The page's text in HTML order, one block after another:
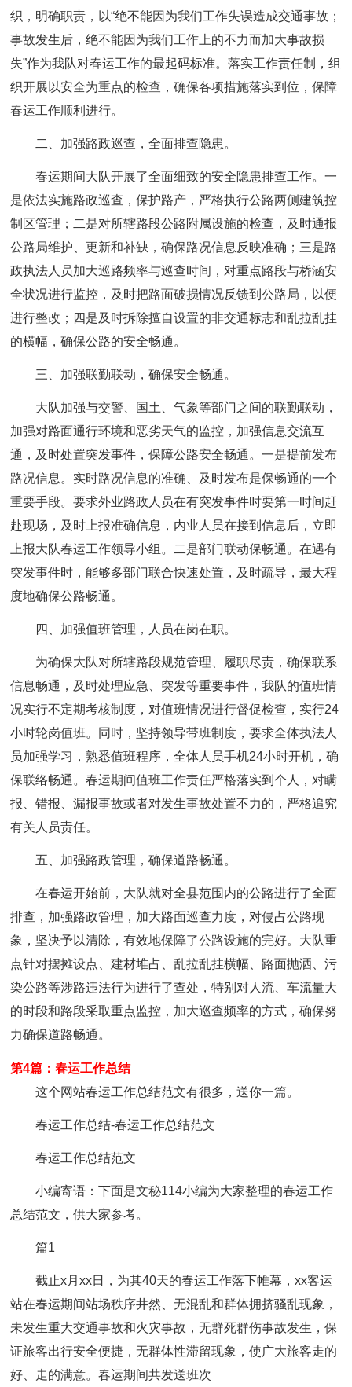
织，明确职责，以“绝不能因为我们工作失误造成交通事故；
事故发生后，绝不能因为我们工作上的不力而加大事故损
失”作为我队对春运工作的最起码标准。落实工作责任制，组
织开展以安全为重点的检查，确保各项措施落实到位，保障
春运工作顺利进行。
二、加强路政巡查，全面排查隐患。
春运期间大队开展了全面细致的安全隐患排查工作。一
是依法实施路政巡查，保护路产，严格执行公路两侧建筑控
制区管理；二是对所辖路段公路附属设施的检查，及时通报
公路局维护、更新和补缺，确保路况信息反映准确；三是路
政执法人员加大巡路频率与巡查时间，对重点路段与桥涵安
全状况进行监控，及时把路面破损情况反馈到公路局，以便
进行整改；四是及时拆除擅自设置的非交通标志和乱拉乱挂
的横幅，确保公路的安全畅通。
三、加强联勤联动，确保安全畅通。
大队加强与交警、国土、气象等部门之间的联勤联动，
加强对路面通行环境和恶劣天气的监控，加强信息交流互
通，及时处置突发事件，保障公路安全畅通。一是提前发布
路况信息。实时路况信息的准确、及时发布是保畅通的一个
重要手段。要求外业路政人员在有突发事件时要第一时间赶
赴现场，及时上报准确信息，内业人员在接到信息后，立即
上报大队春运工作领导小组。二是部门联动保畅通。在遇有
突发事件时，能够多部门联合快速处置，及时疏导，最大程
度地确保公路畅通。
四、加强值班管理，人员在岗在职。
为确保大队对所辖路段规范管理、履职尽责，确保联系
信息畅通，及时处理应急、突发等重要事件，我队的值班情
况实行不定期考核制度，对值班情况进行督促检查，实行24
小时轮岗值班。同时，坚持领导带班制度，要求全体执法人
员加强学习，熟悉值班程序，全体人员手机24小时开机，确
保联络畅通。春运期间值班工作责任严格落实到个人，对瞒
报、错报、漏报事故或者对发生事故处置不力的，严格追究
有关人员责任。
五、加强路政管理，确保道路畅通。
在春运开始前，大队就对全县范围内的公路进行了全面
排查，加强路政管理，加大路面巡查力度，对侵占公路现
象，坚决予以清除，有效地保障了公路设施的完好。大队重
点针对摆摊设点、建材堆占、乱拉乱挂横幅、路面抛洒、污
染公路等涉路违法行为进行了查处，特别对人流、车流量大
的时段和路段采取重点监控，加大巡查频率的方式，确保努
力确保道路畅通。
第4篇：春运工作总结
这个网站春运工作总结范文有很多，送你一篇。
春运工作总结-春运工作总结范文
春运工作总结范文
小编寄语：下面是文秘114小编为大家整理的春运工作
总结范文，供大家参考。
篇1
截止x月xx日，为其40天的春运工作落下帷幕，xx客运
站在春运期间站场秩序井然、无混乱和群体拥挤骚乱现象，
未发生重大交通事故和火灾事故，无群死群伤事故发生，保
证旅客出行安全便捷，无群体性滞留现象，使广大旅客走的
好、走的满意。春运期间共发送班次